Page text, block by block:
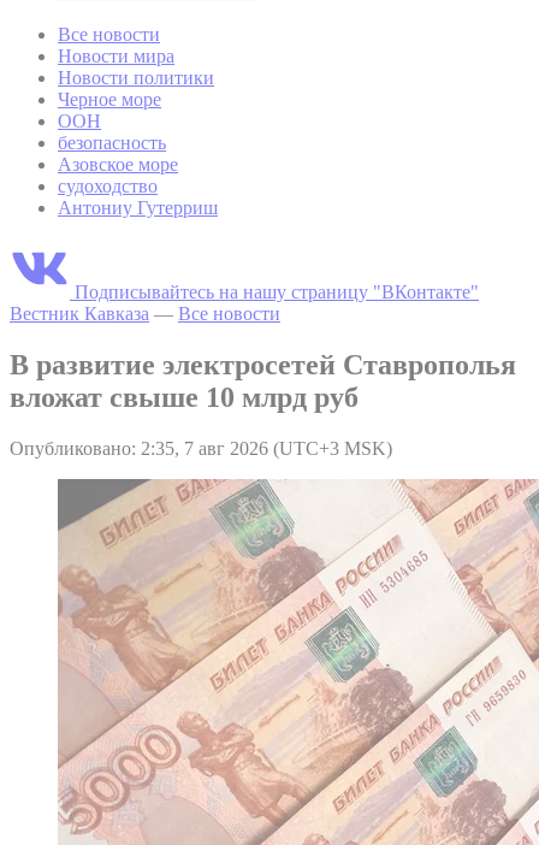
Все новости
Новости мира
Новости политики
Черное море
ООН
безопасность
Азовское море
судоходство
Антониу Гутерриш
Подписывайтесь на нашу страницу "ВКонтакте"
Вестник Кавказа — Все новости
В развитие электросетей Ставрополья
вложат свыше 10 млрд руб
Опубликовано: 2:35, 7 авг 2026 (UTC+3 MSK)